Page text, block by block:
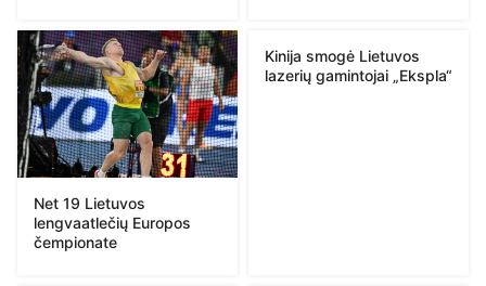
Net 19 Lietuvos
lengvaatlečių Europos
čempionate
Kinija smogė Lietuvos
lazerių gamintojai „Ekspla“